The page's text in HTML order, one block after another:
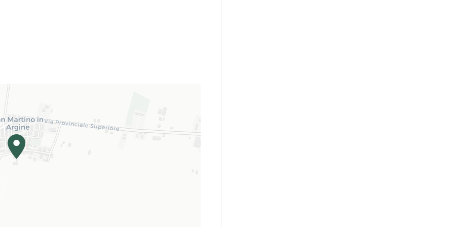
ricevere le newsletter.
un testo conforme al GDPR (Regolamento UE 2016/679) da adattare con i
del Comune e dell'eventuale URL della piattaforma Voxmail.